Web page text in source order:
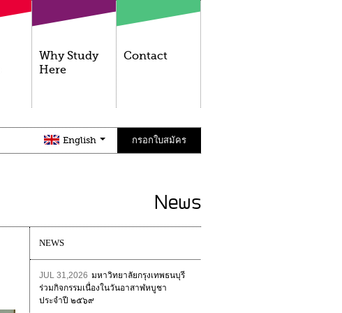
Why Study
Here
Contact
English กรอกใบสมัคร
News
NEWS
JUL 31,2026 มหาวิทยาลัยกรุงเทพธนบุรี
ร่วมกิจกรรมเนื่องในวันอาสาฬหบูชา
ประจำปี ๒๕๖๙